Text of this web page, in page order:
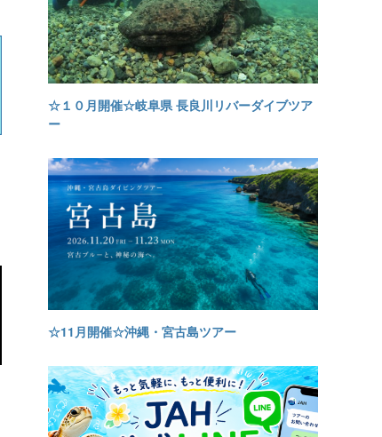
☆１０月開催☆岐阜県 長良川リバーダイブツア
ー
☆11月開催☆沖縄・宮古島ツアー